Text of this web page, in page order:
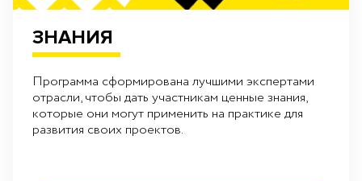
ЗНАНИЯ
Программа сформирована лучшими экспертами
отрасли, чтобы дать участникам ценные знания,
которые они могут применить на практике для
развития своих проектов.